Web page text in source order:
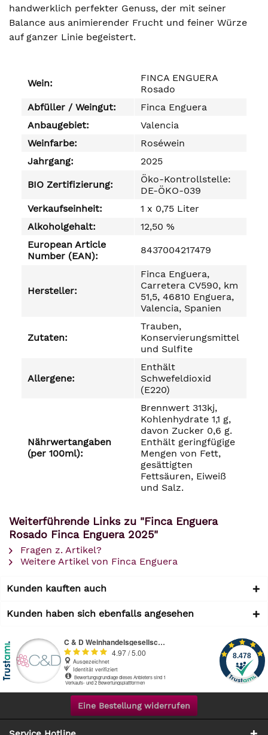
handwerklich perfekter Genuss, der mit seiner
Balance aus animierender Frucht und feiner Würze
auf ganzer Linie begeistert.
Wein:
FINCA ENGUERA
Rosado
Abfüller / Weingut:
Finca Enguera
Anbaugebiet:
Valencia
Weinfarbe:
Roséwein
Jahrgang:
2025
BIO Zertifizierung:
Öko-Kontrollstelle:
DE-ÖKO-039
Verkaufseinheit:
1 x 0,75 Liter
Alkoholgehalt:
12,50 %
European Article
Number (EAN):
8437004217479
Hersteller:
Finca Enguera,
Carretera CV590, km
51,5, 46810 Enguera,
Valencia, Spanien
Zutaten:
Trauben,
Konservierungsmittel
und Sulfite
Allergene:
Enthält
Schwefeldioxid
(E220)
Nährwertangaben
(per 100ml):
Brennwert 313kj,
Kohlenhydrate 1,1 g,
davon Zucker 0,6 g.
Enthält geringfügige
Mengen von Fett,
gesättigten
Fettsäuren, Eiweiß
und Salz.
Weiterführende Links zu "Finca Enguera
Rosado Finca Enguera 2025"
Fragen z. Artikel?
Weitere Artikel von Finca Enguera
Kunden kauften auch
Kunden haben sich ebenfalls angesehen
Eine Bestellung widerrufen